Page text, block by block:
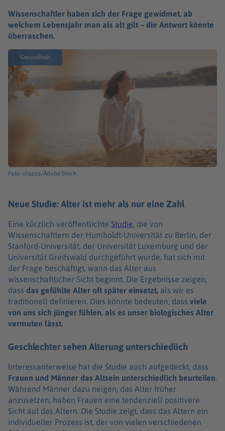
Wissenschaftler haben sich der Frage gewidmet, ab
welchem Lebensjahr man als alt gilt – die Antwort könnte
überraschen.
Gesundheit
Foto: olezzo/Adobe Stock
Neue Studie: Alter ist mehr als nur eine Zahl
Eine kürzlich veröffentlichte Studie, die von
Wissenschaftlern der Humboldt-Universität zu Berlin, der
Stanford-Universität, der Universität Luxemburg und der
Universität Greifswald durchgeführt wurde, hat sich mit
der Frage beschäftigt, wann das Alter aus
wissenschaftlicher Sicht beginnt. Die Ergebnisse zeigen,
dass das gefühlte Alter oft später einsetzt, als wir es
traditionell definieren. Dies könnte bedeuten, dass viele
von uns sich jünger fühlen, als es unser biologisches Alter
vermuten lässt.
Geschlechter sehen Alterung unterschiedlich
Interessanterweise hat die Studie auch aufgedeckt, dass
Frauen und Männer das Altsein unterschiedlich beurteilen.
Während Männer dazu neigen, das Alter früher
anzusetzen, haben Frauen eine tendenziell positivere
Sicht auf das Altern. Die Studie zeigt, dass das Altern ein
individueller Prozess ist, der von vielen verschiedenen